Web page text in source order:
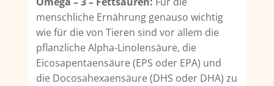
menschliche Ernährung genauso wichtig
wie für die von Tieren sind vor allem die
pflanzliche Alpha-Linolensäure, die
Eicosapentaensäure (EPS oder EPA) und
die Docosahexaensäure (DHS oder DHA) zu